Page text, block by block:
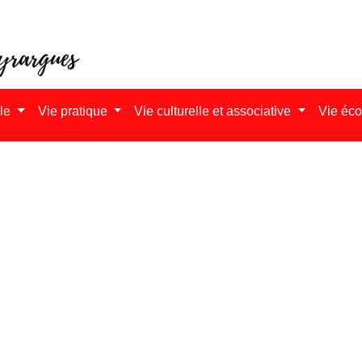
Vie pratique Vie culturelle et associative Vie